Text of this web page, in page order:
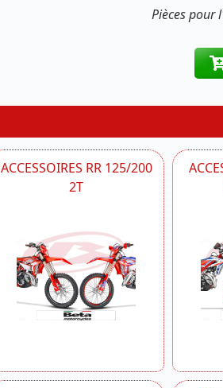
Pièces pour
ACCESSOIRES RR 125/200
2T